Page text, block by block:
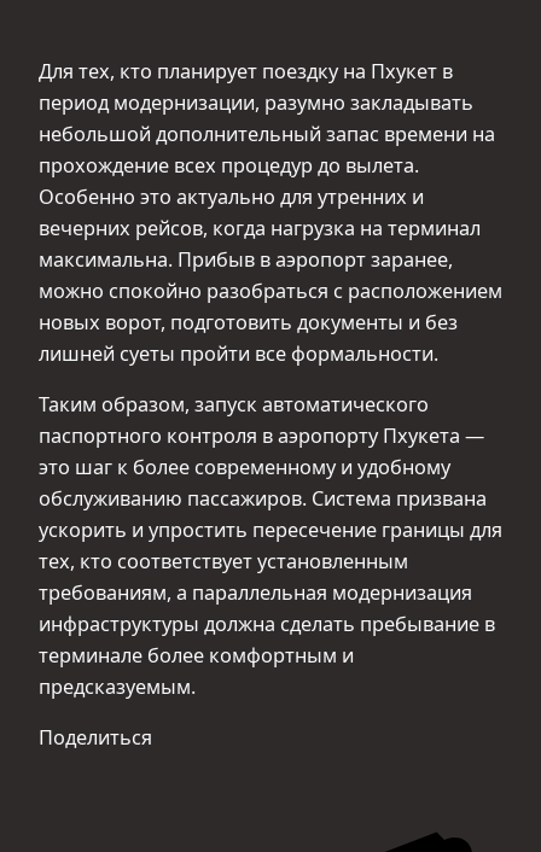
Для тех, кто планирует поездку на Пхукет в
период модернизации, разумно закладывать
небольшой дополнительный запас времени на
прохождение всех процедур до вылета.
Особенно это актуально для утренних и
вечерних рейсов, когда нагрузка на терминал
максимальна. Прибыв в аэропорт заранее,
можно спокойно разобраться с расположением
новых ворот, подготовить документы и без
лишней суеты пройти все формальности.
Таким образом, запуск автоматического
паспортного контроля в аэропорту Пхукета —
это шаг к более современному и удобному
обслуживанию пассажиров. Система призвана
ускорить и упростить пересечение границы для
тех, кто соответствует установленным
требованиям, а параллельная модернизация
инфраструктуры должна сделать пребывание в
терминале более комфортным и
предсказуемым.
Поделиться